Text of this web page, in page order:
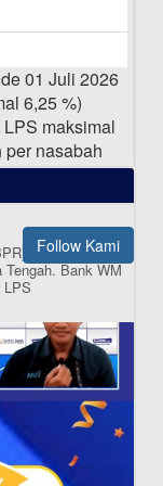
Perusahaan
01 Juli 2026
6,25 %)
maksimal
nasabah
Follow Kami
merupakan
Tengah.Bank WM
LPS